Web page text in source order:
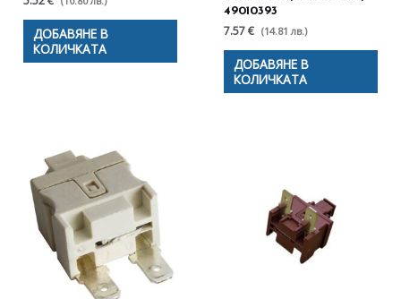
ДОБАВЯНЕ В
КОЛИЧКАТА
49010393
7.57 € (14.81 лв.)
ДОБАВЯНЕ В
КОЛИЧКАТА